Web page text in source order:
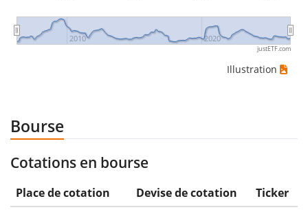
2010 2020
justETF.com
Illustration
Bourse
Cotations en bourse
Place de cotation Devise de cotation
Ticker